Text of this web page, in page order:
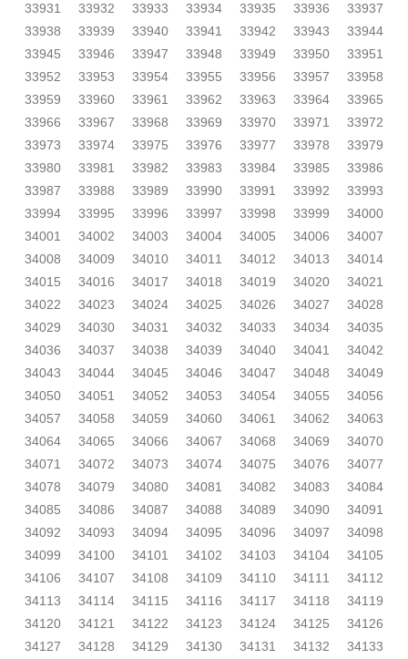
33931
33932 33933 33934 33935 33936
33937
33938
33939 33940 33941 33942 33943
33944
33945
33946 33947 33948 33949 33950
33951
33952
33953 33954 33955 33956 33957
33958
33959
33960 33961 33962 33963 33964
33965
33966
33967 33968 33969 33970 33971
33972
33973
33974 33975 33976 33977 33978
33979
33980
33981 33982 33983 33984 33985
33986
33987
33988 33989 33990 33991 33992
33993
33994
33995 33996 33997 33998 33999
34000
34001
34002 34003 34004 34005 34006
34007
34008
34009 34010 34011 34012 34013
34014
34015
34016 34017 34018 34019 34020
34021
34022
34023 34024 34025 34026 34027
34028
34029
34030 34031 34032 34033 34034
34035
34036
34037 34038 34039 34040 34041
34042
34043
34044 34045 34046 34047 34048
34049
34050
34051 34052 34053 34054 34055
34056
34057
34058 34059 34060 34061 34062
34063
34064
34065 34066 34067 34068 34069
34070
34071
34072 34073 34074 34075 34076
34077
34078
34079 34080 34081 34082 34083
34084
34085
34086 34087 34088 34089 34090
34091
34092
34093 34094 34095 34096 34097
34098
34099
34100 34101 34102 34103 34104
34105
34106
34107 34108 34109 34110 34111
34112
34113
34114 34115 34116 34117 34118
34119
34120
34121 34122 34123 34124 34125
34126
34127
34128 34129 34130 34131 34132
34133